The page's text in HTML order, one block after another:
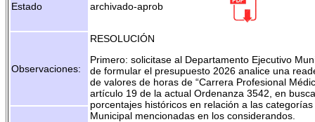
Estado archivado-aprob
Observaciones:
RESOLUCIÓN
Primero: solicitase al Departamento Ejecutivo
de formular el presupuesto 2026 analice una
de valores de horas de “Carrera Profesional
artículo 19 de la actual Ordenanza 3542, en
porcentajes históricos en relación a las
Municipal mencionadas en los considerandos.